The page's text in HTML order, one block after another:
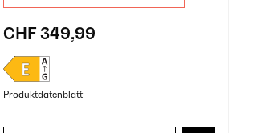
CHF 349,99
Produktdatenblatt